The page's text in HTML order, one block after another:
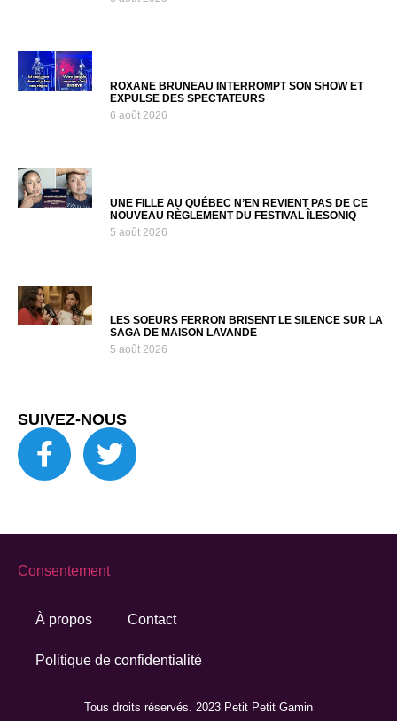
ROXANE BRUNEAU INTERROMPT SON SHOW ET
EXPULSE DES SPECTATEURS
6 août 2026
UNE FILLE AU QUÉBEC N’EN REVIENT PAS DE CE
NOUVEAU RÈGLEMENT DU FESTIVAL ÎLESONIQ
5 août 2026
LES SOEURS FERRON BRISENT LE SILENCE SUR LA
SAGA DE MAISON LAVANDE
5 août 2026
SUIVEZ-NOUS
Tous droits réservés. 2023 Petit Petit Gamin
À propos Contact
Politique de confidentialité
Consentement